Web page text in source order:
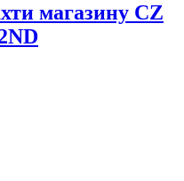
магазину CZ